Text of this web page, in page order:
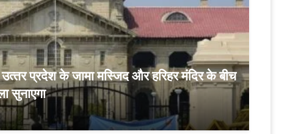
उत्‍तर प्रदेश के जामा मस्जिद और हरिहर मंदिर के बीच
सुनाएगा